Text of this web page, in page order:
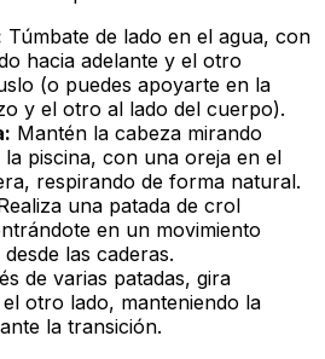
Túmbate de lado en el agua, con
hacia adelante y el otro
(o puedes apoyarte en la
y el otro al lado del cuerpo).
Mantén la cabeza mirando
piscina, con una oreja en el
respirando de forma natural.
una patada de crol
en un movimiento
las caderas.
de varias patadas, gira
otro lado, manteniendo la
la transición.